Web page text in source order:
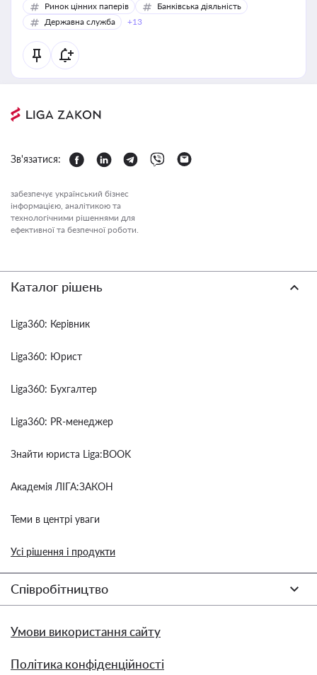
Ринок цінних паперів
Банківська діяльність
Державна служба
+13
Зв'язатися:
забезпечує український бізнес
інформацією, аналітикою та
технологічними рішеннями для
ефективної та безпечної роботи.
Каталог рішень
Liga360: Керівник
Liga360: Юрист
Liga360: Бухгалтер
Liga360: PR-менеджер
Знайти юриста Liga:BOOK
Академія ЛІГА:ЗАКОН
Теми в центрі уваги
Усі рішення і продукти
Співробітництво
Умови використання сайту
Політика конфіденційності